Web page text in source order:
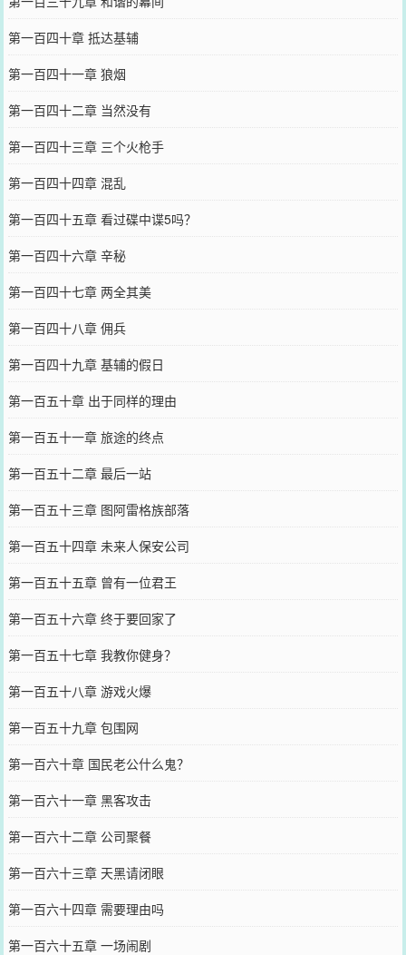
第一百四十章 抵达基辅
第一百四十一章 狼烟
第一百四十二章 当然没有
第一百四十三章 三个火枪手
第一百四十四章 混乱
第一百四十五章 看过碟中谍5吗？
第一百四十六章 辛秘
第一百四十七章 两全其美
第一百四十八章 佣兵
第一百四十九章 基辅的假日
第一百五十章 出于同样的理由
第一百五十一章 旅途的终点
第一百五十二章 最后一站
第一百五十三章 图阿雷格族部落
第一百五十四章 未来人保安公司
第一百五十五章 曾有一位君王
第一百五十六章 终于要回家了
第一百五十七章 我教你健身？
第一百五十八章 游戏火爆
第一百五十九章 包围网
第一百六十章 国民老公什么鬼？
第一百六十一章 黑客攻击
第一百六十二章 公司聚餐
第一百六十三章 天黑请闭眼
第一百六十四章 需要理由吗
第一百六十五章 一场闹剧